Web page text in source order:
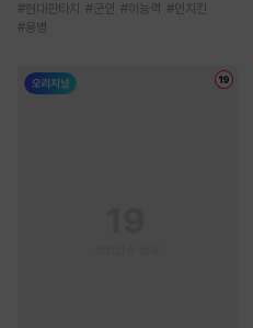
#현대판타지 #군인 #이능력 #먼치킨
# 용병